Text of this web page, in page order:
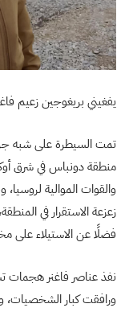
يفغيني بريغوجين زعيم
تمت السيطرة على شبه
منطقة دونباس في شرق
والقوات الموالية
زعزعة الاستقرار في
فضلًا عن الاستيلاء على
نفذ عناصر فاغنر هجمات
ورافقت كبار الشخصيات،